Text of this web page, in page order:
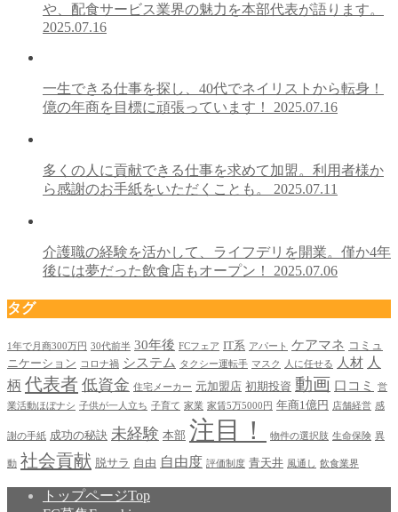
や、配食サービス業界の魅力を本部代表が語ります。
2025.07.16
⼀⽣できる仕事を探し、40代でネイリストから転⾝！
億の年商を⽬標に頑張っています！ 2025.07.16
多くの⼈に貢献できる仕事を求めて加盟。利⽤者様か
ら感謝のお⼿紙をいただくことも。 2025.07.11
介護職の経験を活かして、ライフデリを開業。僅か4年
後には夢だった飲⾷店もオープン！ 2025.07.06
タグ
1年で月商300万円 30代前半 30年後 FCフェア IT系 アパート ケアマネ コミュ
ニケーション
コロナ禍 システム タクシー運転手 マスク 人に任せる 人材 人
柄 代表者 低資金 住宅メーカー 元加盟店 初期投資 動画 口コミ
営
業活動ほぼナシ 子供が一人立ち 子育て 家業 家賃5万5000円 年商1億円 店舗経営 感
謝の⼿紙 成功の秘訣 未経験 本部 注目！ 物件の選択肢 生命保険 異
動 社会貢献 脱サラ 自由 自由度 評価制度 青天井 風通し 飲食業界
トップページTop